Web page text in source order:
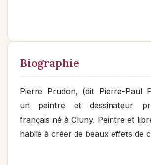
Biographie
Pierre Prudon, (dit Pierre-Paul
un peintre et dessinateur
français né à Cluny. Peintre et
habile à créer de beaux effets de